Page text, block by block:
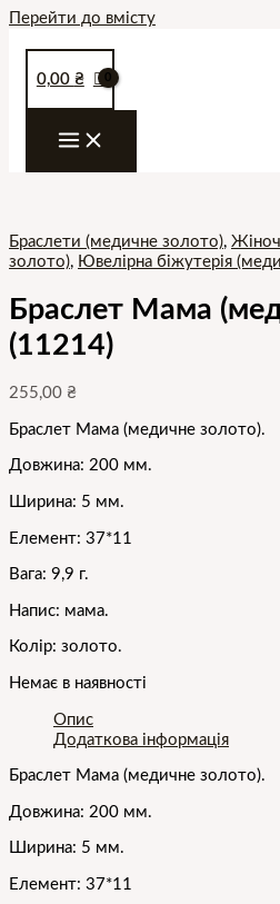
Перейти до вмісту
0,00 ₴
Браслети (медичне золото),
золото), Ювелірна біжутерія
Браслет Мама
(11214)
255,00 ₴
Браслет Мама (медичне золото).
Довжина: 200 мм.
Ширина: 5 мм.
Елемент: 37*11
Вага: 9,9 г.
Напис: мама.
Колір: золото.
Немає в наявності
Опис
Додаткова інформація
Браслет Мама (медичне золото).
Довжина: 200 мм.
Ширина: 5 мм.
Елемент: 37*11